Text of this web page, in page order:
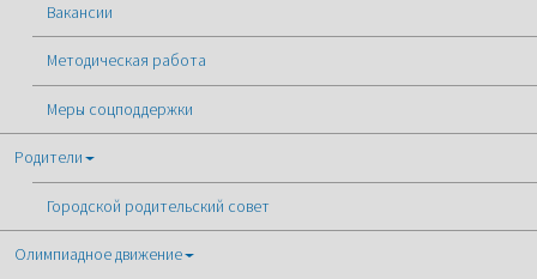
Вакансии
Методическая работа
Меры соцподдержки
Родители
Городской родительский совет
Олимпиадное движение